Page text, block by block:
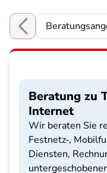
Choose a section
Beratung zu
Internet
Wir beraten Sie
Festnetz-,
Diensten,